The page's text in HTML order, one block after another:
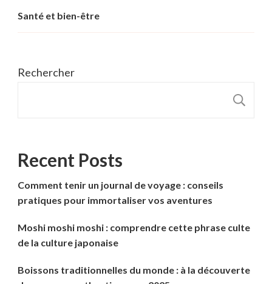
Santé et bien-être
Rechercher
Recent Posts
Comment tenir un journal de voyage : conseils
pratiques pour immortaliser vos aventures
Moshi moshi moshi : comprendre cette phrase culte
de la culture japonaise
Boissons traditionnelles du monde : à la découverte